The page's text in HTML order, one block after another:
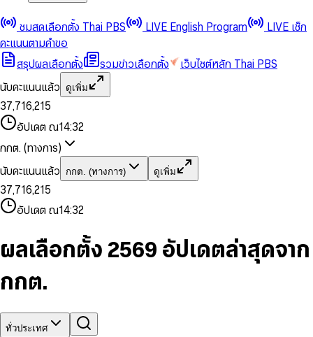
ชมสดเลือกตั้ง Thai PBS LIVE English Program
LIVE เช็ก
คะแนนตามคำขอ
สรุปผลเลือกตั้ง
รวมข่าวเลือกตั้ง
เว็บไซต์หลัก Thai PBS
นับคะแนนแล้ว
ดูเพิ่ม
0
1
2
3
4
5
6
8
9
0
1
2
3
4
5
6
7
8
9
,
0
1
2
4
6
7
8
9
0
1
2
3
4
5
6
7
8
9
0
1
3
5
6
7
8
9
,
1
2
4
5
7
8
9
0
1
3
4
6
7
8
9
0
2
3
4
5
7
8
อัปเดต ณ14:32
กกต. (ทางการ)
นับคะแนนแล้ว
กกต. (ทางการ) ดูเพิ่ม
0
1
2
3
4
5
7
8
0
1
2
4
5
6
7
8
9
,
0
1
2
4
6
7
8
9
0
1
2
3
5
6
8
9
0
1
3
5
6
7
8
,
1
2
4
6
7
9
0
1
3
5
6
8
9
0
2
3
4
5
7
9
อัปเดต ณ14:32
ผลเลือกตั้ง 2569 อัปเดตล่าสุดจาก
กกต.
ทั่วประเทศ